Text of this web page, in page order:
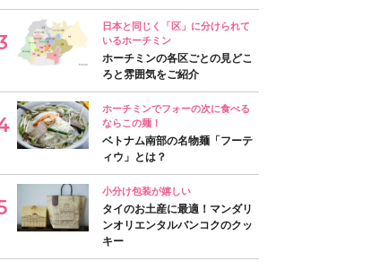
日本と同じく「区」に分けられて
いるホーチミン
ホーチミンの各区ごとの見どこ
ろと雰囲気をご紹介
ホーチミンでフォーの次に食べる
ならこの麺！
ベトナム南部の名物麺「フーテ
ィウ」とは？
小分け包装が嬉しい
タイのお土産に最適！マンダリ
ンオリエンタルバンコクのクッ
キー